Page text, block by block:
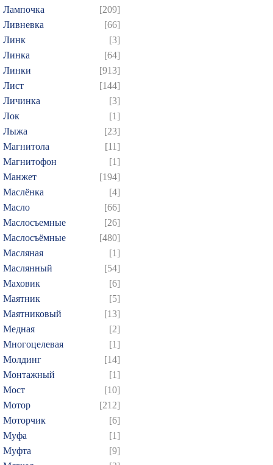
Лампочка
[209]
Ливневка
[66]
Линк
[3]
Линка
[64]
Линки
[913]
Лист
[144]
Личинка
[3]
Лок
[1]
Лыжа
[23]
Магнитола
[11]
Магнитофон
[1]
Манжет
[194]
Маслёнка
[4]
Масло
[66]
Маслосъемные
[26]
Маслосъёмные
[480]
Масляная
[1]
Маслянный
[54]
Маховик
[6]
Маятник
[5]
Маятниковый
[13]
Медная
[2]
Многоцелевая
[1]
Молдинг
[14]
Монтажный
[1]
Мост
[10]
Мотор
[212]
Моторчик
[6]
Муфа
[1]
Муфта
[9]